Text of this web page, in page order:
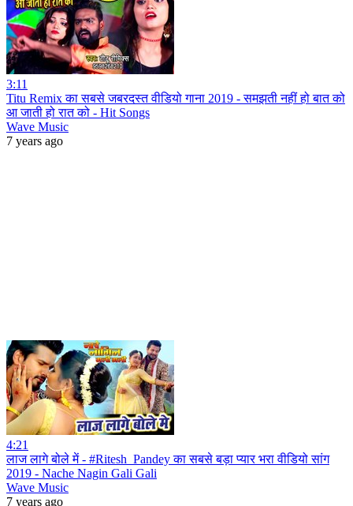
3:11
Titu Remix का सबसे जबरदस्त वीडियो गाना 2019 - समझती नहीं हो बात को
आ जाती हो रात को - Hit Songs
Wave Music
7 years ago
4:21
लाज लागे बोले में - #Ritesh_Pandey का सबसे बड़ा प्यार भरा वीडियो सांग
2019 - Nache Nagin Gali Gali
Wave Music
7 years ago